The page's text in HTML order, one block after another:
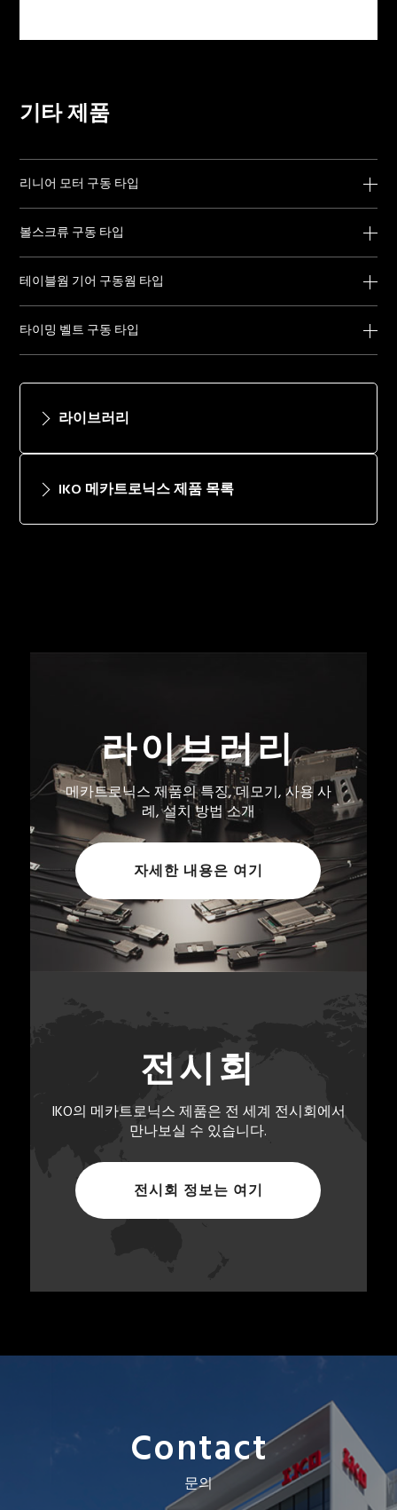
기타 제품
리니어 모터 구동 타입
볼스크류 구동 타입
테이블웜 기어 구동웜 타입
타이밍 벨트 구동 타입
라이브러리
IKO 메카트로닉스 제품 목록
라이브러리
메카트로닉스 제품의 특징, 데모기, 사용 사
례, 설치 방법 소개
자세한 내용은 여기
전시회
IKO의 메카트로닉스 제품은 전 세계 전시회에서
만나보실 수 있습니다.
전시회 정보는 여기
Contact
문의